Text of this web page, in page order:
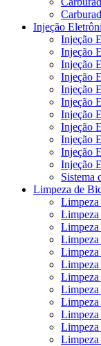
Injeção
Injeção
Injeção
Injeção
Injeção
Injeção
Injeção
Injeção
Injeção
Injeção
Injeção
Injeção
Sistema
Limpeza de
Limpeza
Limpeza